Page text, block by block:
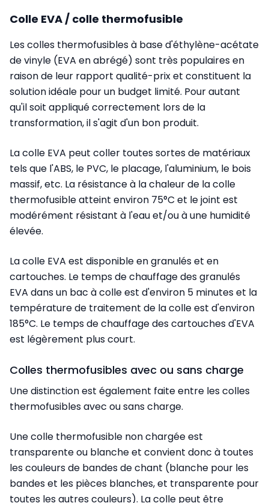
Colle EVA / colle thermofusible
Les colles thermofusibles à base d'éthylène-acétate
de vinyle (EVA en abrégé) sont très populaires en
raison de leur rapport qualité-prix et constituent la
solution idéale pour un budget limité. Pour autant
qu'il soit appliqué correctement lors de la
transformation, il s'agit d'un bon produit.
La colle EVA peut coller toutes sortes de matériaux
tels que l'ABS, le PVC, le placage, l'aluminium, le bois
massif, etc. La résistance à la chaleur de la colle
thermofusible atteint environ 75°C et le joint est
modérément résistant à l'eau et/ou à une humidité
élevée.
La colle EVA est disponible en granulés et en
cartouches. Le temps de chauffage des granulés
EVA dans un bac à colle est d'environ 5 minutes et la
température de traitement de la colle est d'environ
185°C. Le temps de chauffage des cartouches d'EVA
est légèrement plus court.
Colles thermofusibles avec ou sans charge
Une distinction est également faite entre les colles
thermofusibles avec ou sans charge.
Une colle thermofusible non chargée est
transparente ou blanche et convient donc à toutes
les couleurs de bandes de chant (blanche pour les
bandes et les pièces blanches, et transparente pour
toutes les autres couleurs). La colle peut être